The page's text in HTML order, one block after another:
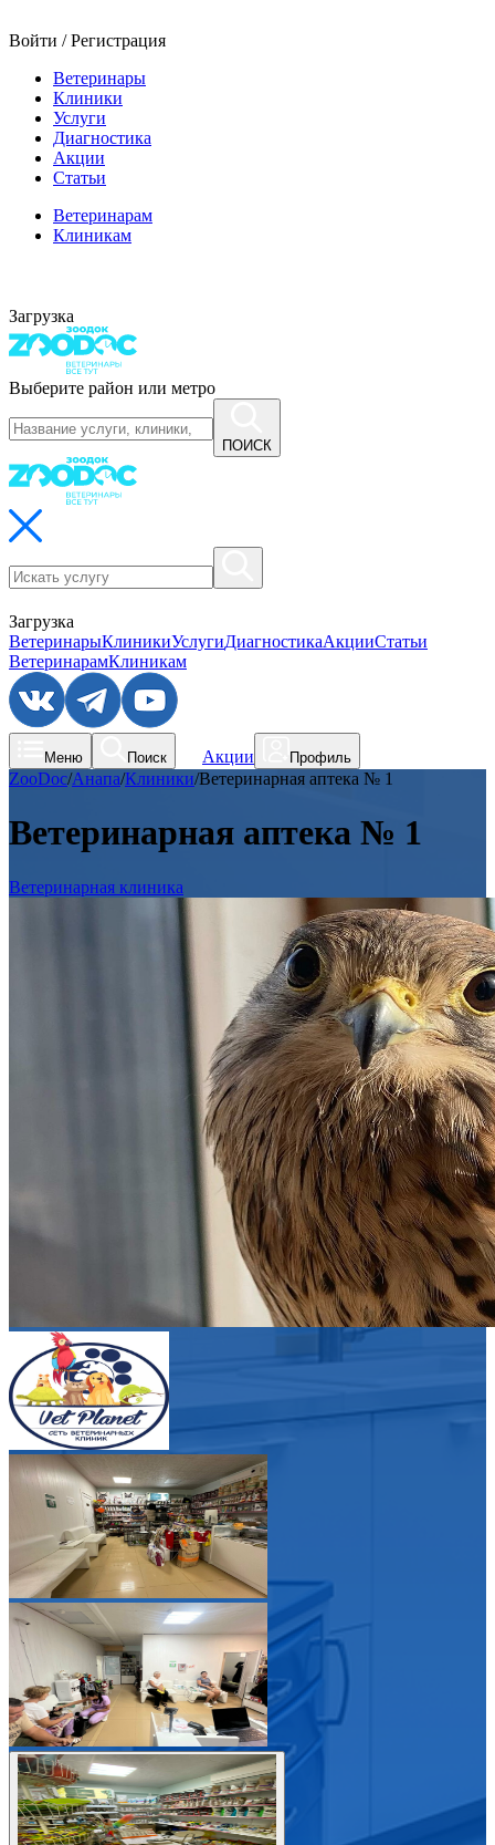
Войти / Регистрация
Ветеринары
Клиники
Услуги
Диагностика
Акции
Статьи
Ветеринарам
Клиникам
Загрузка
Выберите район или метро
ПОИСК
Загрузка
ВетеринарыКлиникиУслугиДиагностикаАкцииСтатьи
ВетеринарамКлиникам
Меню Поиск Акции Профиль
ZooDoc/Анапа/Клиники/Ветеринарная аптека № 1
Ветеринарная аптека № 1
Ветеринарная клиника